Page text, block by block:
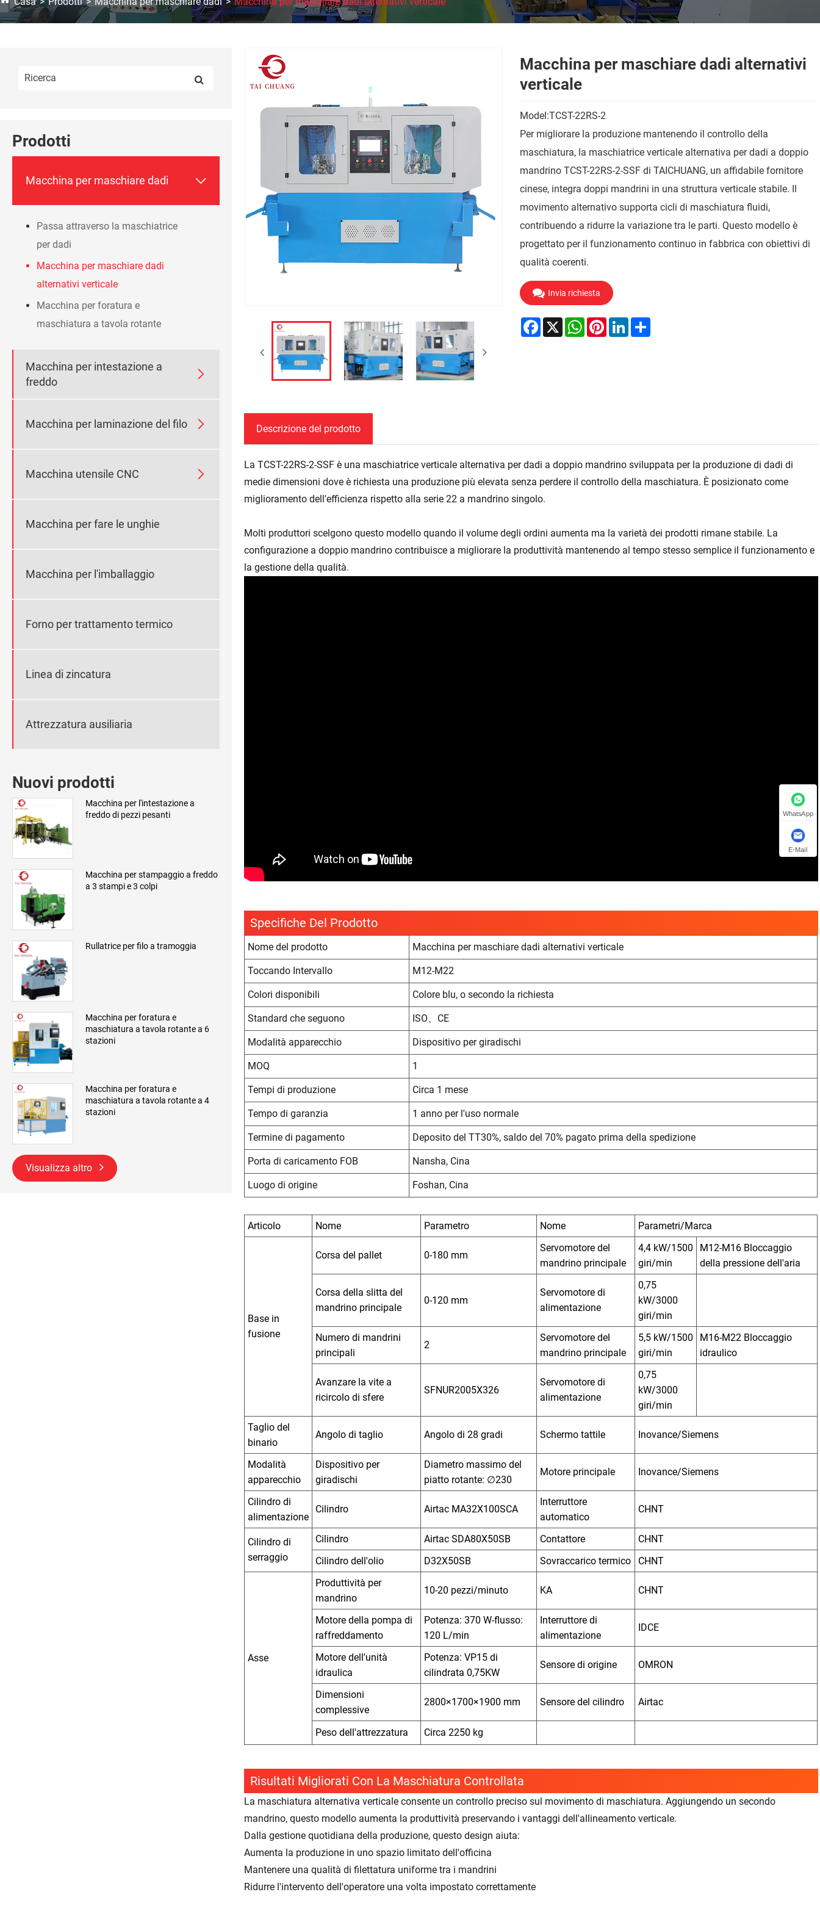
Prodotti
Macchina per maschiare dadi 
Passa attraverso la maschiatrice
per dadi
Macchina per maschiare dadi
alternativi verticale
Macchina per foratura e
maschiatura a tavola rotante
Macchina per intestazione a
freddo

Macchina per laminazione del filo 
Macchina utensile CNC 
Macchina per fare le unghie
Macchina per l'imballaggio
Forno per trattamento termico
Linea di zincatura
Attrezzatura ausiliaria
Nuovi prodotti
Macchina per l'intestazione a
freddo di pezzi pesanti
Macchina per stampaggio a freddo
a 3 stampi e 3 colpi
Rullatrice per filo a tramoggia
Macchina per foratura e
maschiatura a tavola rotante a 6
stazioni
Macchina per foratura e
maschiatura a tavola rotante a 4
stazioni
Visualizza altro
Macchina per maschiare dadi alternativi
verticale
Model:TCST-22RS-2
Per migliorare la produzione mantenendo il controllo della
maschiatura, la maschiatrice verticale alternativa per dadi a doppio
mandrino TCST-22RS-2-SSF di TAICHUANG, un affidabile fornitore
cinese, integra doppi mandrini in una struttura verticale stabile. Il
movimento alternativo supporta cicli di maschiatura fluidi,
contribuendo a ridurre la variazione tra le parti. Questo modello è
progettato per il funzionamento continuo in fabbrica con obiettivi di
qualità coerenti.
Invia richiesta
Facebook
X WhatsApp
PinterestLinkedInShare
Descrizione del prodotto
La TCST-22RS-2-SSF è una maschiatrice verticale alternativa per dadi a doppio mandrino sviluppata per la produzione di dadi di
medie dimensioni dove è richiesta una produzione più elevata senza perdere il controllo della maschiatura. È posizionato come
miglioramento dell'efficienza rispetto alla serie 22 a mandrino singolo.
Molti produttori scelgono questo modello quando il volume degli ordini aumenta ma la varietà dei prodotti rimane stabile. La
configurazione a doppio mandrino contribuisce a migliorare la produttività mantenendo al tempo stesso semplice il funzionamento e
la gestione della qualità.
Specifiche Del Prodotto
Nome del prodotto Macchina per maschiare dadi alternativi verticale
Toccando Intervallo M12-M22
Colori disponibili Colore blu, o secondo la richiesta
Standard che seguono ISO、CE
Modalità apparecchio Dispositivo per giradischi
MOQ 1
Tempi di produzione Circa 1 mese
Tempo di garanzia 1 anno per l'uso normale
Termine di pagamento Deposito del TT30%, saldo del 70% pagato prima della spedizione
Porta di caricamento FOB Nansha, Cina
Luogo di origine Foshan, Cina
Articolo Nome Parametro Nome Parametri/Marca
Base in
fusione
Corsa del pallet 0-180 mm
Servomotore del
mandrino principale
4,4 kW/1500
giri/min
M12-M16 Bloccaggio
della pressione dell'aria
Corsa della slitta del
mandrino principale
0-120 mm
Servomotore di
alimentazione
0,75
kW/3000
giri/min
Numero di mandrini
principali
2
Servomotore del
mandrino principale
5,5 kW/1500
giri/min
M16-M22 Bloccaggio
idraulico
Avanzare la vite a
ricircolo di sfere
SFNUR2005X326
Servomotore di
alimentazione
0,75
kW/3000
giri/min
Taglio del
binario
Angolo di taglio Angolo di 28 gradi Schermo tattile Inovance/Siemens
Modalità
apparecchio
Dispositivo per
giradischi
Diametro massimo del
piatto rotante: ∅230
Motore principale Inovance/Siemens
Cilindro di
alimentazione
Cilindro Airtac MA32X100SCA
Interruttore
automatico
CHNT
Cilindro di
serraggio
Cilindro Airtac SDA80X50SB Contattore
CHNT
Cilindro dell'olio
D32X50SB Sovraccarico termico CHNT
Asse
Produttività per
mandrino
10-20 pezzi/minuto KA CHNT
Motore della pompa di
raffreddamento
Potenza: 370 W-flusso:
120 L/min
Interruttore di
alimentazione
IDCE
Motore dell'unità
idraulica
Potenza: VP15 di
cilindrata 0,75KW
Sensore di origine OMRON
Dimensioni
complessive
2800×1700×1900 mm Sensore del cilindro Airtac
Peso dell'attrezzatura Circa 2250 kg
Risultati Migliorati Con La Maschiatura Controllata
La maschiatura alternativa verticale consente un controllo preciso sul movimento di maschiatura. Aggiungendo un secondo
mandrino, questo modello aumenta la produttività preservando i vantaggi dell'allineamento verticale.
Dalla gestione quotidiana della produzione, questo design aiuta:
Aumenta la produzione in uno spazio limitato dell'officina
Mantenere una qualità di filettatura uniforme tra i mandrini
Ridurre l'intervento dell'operatore una volta impostato correttamente
WhatsApp
E-Mail